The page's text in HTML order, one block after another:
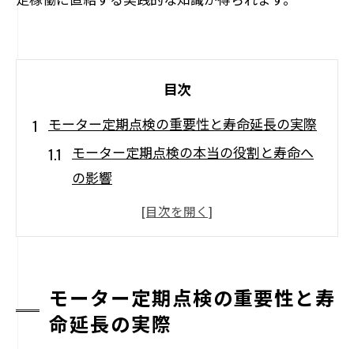
目次
モーター定期点検の重要性と寿命延長の実際
モーター定期点検の本当の役割と寿命へ
の影響
点検頻度がモーターの寿命に与える効果
とは
ク要因
小型モーターの寿命を左右する点検ポイ
ント
モーター定期点検の重要性と寿
命延長の実際